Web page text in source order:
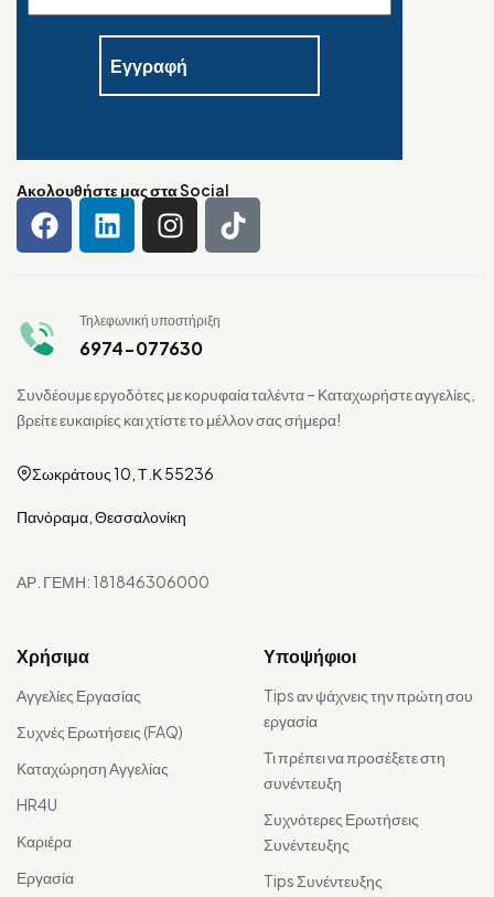
Ακολουθήστε μας στα Social
Τηλεφωνική υποστήριξη
6974-077630
Συνδέουμε εργοδότες με κορυφαία ταλέντα – Καταχωρήστε αγγελίες,
βρείτε ευκαιρίες και χτίστε το μέλλον σας σήμερα!
Σωκράτους 10, Τ.Κ 55236
Πανόραμα, Θεσσαλονίκη
ΑΡ. ΓΕΜΗ: 181846306000
Χρήσιμα
Αγγελίες Εργασίας
Συχνές Ερωτήσεις (FAQ)
Καταχώρηση Αγγελίας
HR4U
Καριέρα
Εργασία
Υποψήφιοι
Tips αν ψάχνεις την πρώτη σου
εργασία
Τι πρέπει να προσέξετε στη
συνέντευξη
Συχνότερες Ερωτήσεις
Συνέντευξης
Tips Συνέντευξης